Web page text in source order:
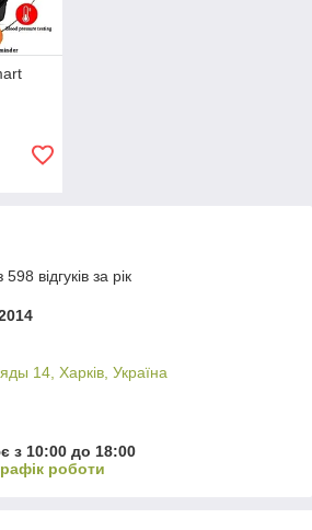
відгуків за рік
14, Харків, Україна
з 10:00 до 18:00
роботи